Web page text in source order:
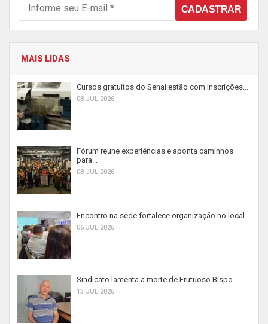
MAIS LIDAS
Cursos gratuitos do Senai estão com inscrições...
08 JUL 2026
Fórum reúne experiências e aponta caminhos
para...
08 JUL 2026
Encontro na sede fortalece organização no local...
06 JUL 2026
Sindicato lamenta a morte de Frutuoso Bispo...
13 JUL 2026